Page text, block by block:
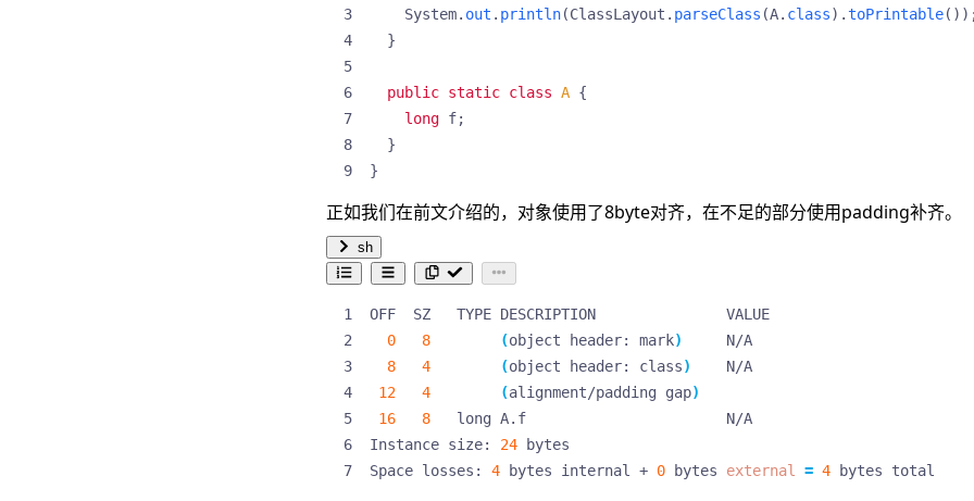
System. out . println(ClassLayout . parseClass (A. class).toPrintable
}
public static class A {
long f;
}
}
正如我们在前文介绍的，对象使用了8byte对齐，在不足的部分使用padding补齐。
sh
0
8 (object header: mark)
8
4 (object header: class)
12
4 (alignment/padding gap)
16
8
Instance size: 24
Space losses: 4 bytes internal + 0 bytes external = 4 bytes total